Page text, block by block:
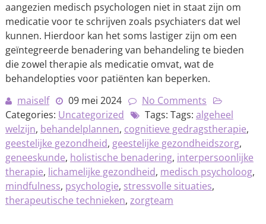
aangezien medisch psychologen niet in staat zijn om
medicatie voor te schrijven zoals psychiaters dat wel
kunnen. Hierdoor kan het soms lastiger zijn om een
geïntegreerde benadering van behandeling te bieden
die zowel therapie als medicatie omvat, wat de
behandelopties voor patiënten kan beperken.
maiself
09 mei 2024
No Comments
Categories: Uncategorized Tags: Tags: algeheel
welzijn, behandelplannen, cognitieve gedragstherapie,
geestelijke gezondheid, geestelijke gezondheidszorg,
geneeskunde, holistische benadering, interpersoonlijke
therapie, lichamelijke gezondheid, medisch psycholoog,
mindfulness, psychologie, stressvolle situaties,
therapeutische technieken, zorgteam